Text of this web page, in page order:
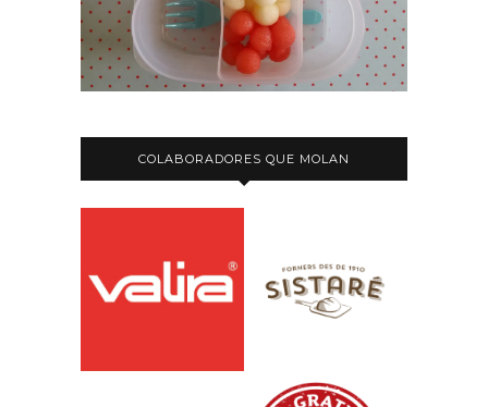
COLABORADORES QUE MOLAN